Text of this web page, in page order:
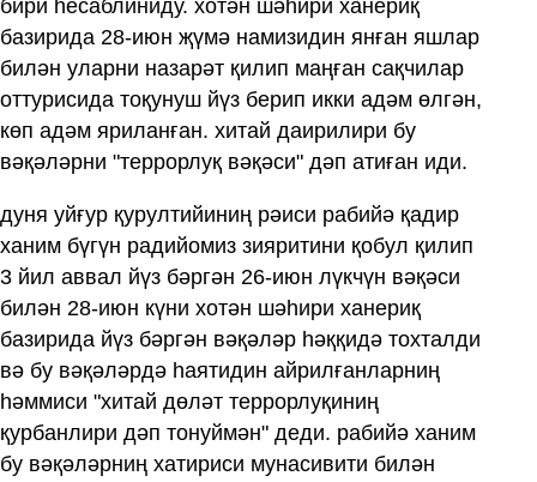
бири һесаблиниду. хотән шәһири ханериқ
базирида 28-июн җүмә намизидин янған яшлар
билән уларни назарәт қилип маңған сақчилар
оттурисида тоқунуш йүз берип икки адәм өлгән,
көп адәм яриланған. хитай даирилири бу
вәқәләрни "террорлуқ вәқәси" дәп атиған иди.
дуня уйғур қурултийиниң рәиси рабийә қадир
ханим бүгүн радийомиз зияритини қобул қилип
3 йил аввал йүз бәргән 26-июн лүкчүн вәқәси
билән 28-июн күни хотән шәһири ханериқ
базирида йүз бәргән вәқәләр һәққидә тохталди
вә бу вәқәләрдә һаятидин айрилғанларниң
һәммиси "хитай дөләт террорлуқиниң
қурбанлири дәп тонуймән" деди. рабийә ханим
бу вәқәләрниң хатириси мунасивити билән